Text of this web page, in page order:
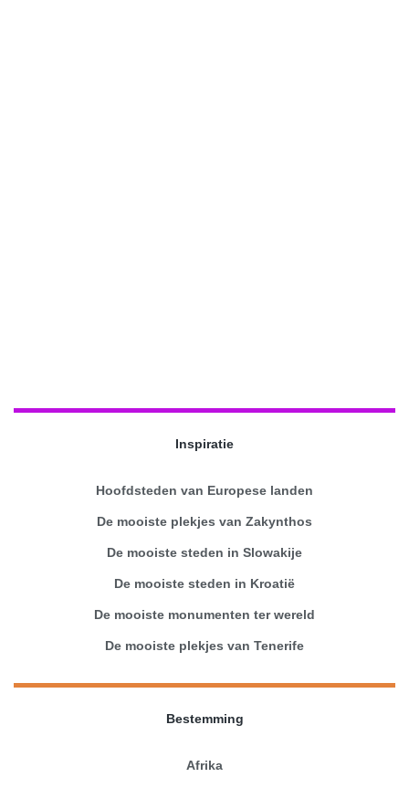
Inspiratie
Hoofdsteden van Europese landen
De mooiste plekjes van Zakynthos
De mooiste steden in Slowakije
De mooiste steden in Kroatië
De mooiste monumenten ter wereld
De mooiste plekjes van Tenerife
Bestemming
Afrika